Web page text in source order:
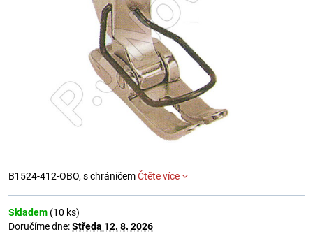
B1524-412-OBO, s chráničemČtěte více
Skladem (10 ks)
Doručíme dne:Středa 12. 8. 2026